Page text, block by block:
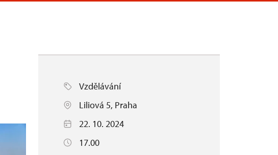
Vzdělávání
Liliová 5, Praha
22. 10. 2024
17.00